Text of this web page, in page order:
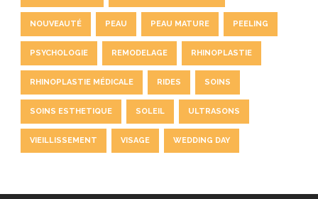
NOUVEAUTÉ PEAU PEAU MATURE PEELING
PSYCHOLOGIE REMODELAGE RHINOPLASTIE
RHINOPLASTIE MÉDICALE RIDES SOINS
SOINS ESTHETIQUE SOLEIL ULTRASONS
VIEILLISSEMENT VISAGE WEDDING DAY